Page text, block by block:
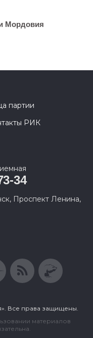
Мордовия
партии
РИК
34
Проспект Ленина,
Все права защищены.
материалов